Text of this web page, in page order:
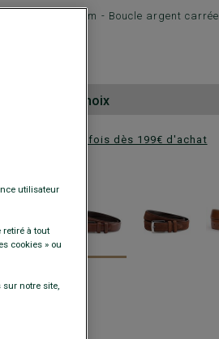
- Largeur 35mm - Boucle argent carrée
ceinture au choix
en plusieurs fois dès 199€ d'achat
utilisateur
à tout
cookies » ou
notre site,